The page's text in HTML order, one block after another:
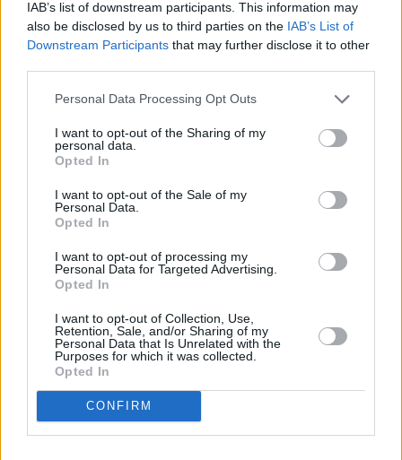
IAB’s list of downstream participants. This information may
also be disclosed by us to third parties on the IAB’s List of
Downstream Participants that may further disclose it to other
Personal Data Processing Opt Outs
I want to opt-out of the Sharing of my
personal data.
Opted In
I want to opt-out of the Sale of my
Personal Data.
Opted In
I want to opt-out of processing my
Personal Data for Targeted Advertising.
Opted In
I want to opt-out of Collection, Use,
Retention, Sale, and/or Sharing of my
Personal Data that Is Unrelated with the
Purposes for which it was collected.
Opted In
CONFIRM
αγαπημένη σας γατούλα θα συγχωρέσει τα ατοπήματά
σας. Βεβαιωθείτε ότι της δίνετε την ευκαιρία να παίξει
μαζί σας και να περάσει καλά δίνοντάς της τη λιχουδιά
της. Ο χρόνος που περνάτε μαζί πρέπει να είναι
ποιοτικός και να τον ευχαριστιέστε και οι δύο.
5. Σεβαστείτε τον προσωπικό της χώρο – μην
απαιτήσετε αμέσως αγκαλιές και φιλιά
Οι γάτες δίνουν μεγάλη σημασία στον προσωπικό τους
χώρο και στα όρια που θέτουν. Γι’ αυτό, είναι σημαντικό
να μην πιέσετε τη γάτα σας να σας γεμίσει κατευθείαν
αγκαλιές και φιλιά μετά το πάτημα της ουράς της.
Καμία γάτα δεν εκτιμά τις παραβιάσεις του
προσωπικού της χώρου. Γι’ αυτό, περιμένετε να νιώσει
εκείνη έτοιμη για αγκαλιές, και να έρθει να σας τις
ζητήσει η ίδια πριν τη χαϊδέψετε.